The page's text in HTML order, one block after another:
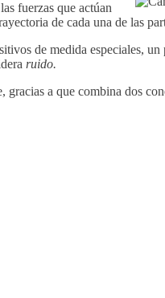
fuerzas que actúan
de cada una de las
de medida especiales,
ruido.
a que combina dos